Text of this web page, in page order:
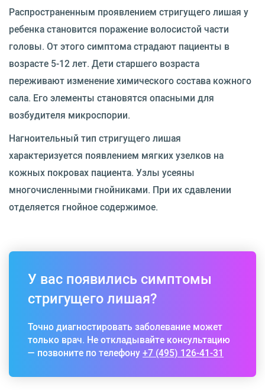
Распространенным проявлением стригущего лишая у
ребенка становится поражение волосистой части
головы. От этого симптома страдают пациенты в
возрасте 5-12 лет. Дети старшего возраста
переживают изменение химического состава кожного
сала. Его элементы становятся опасными для
возбудителя микроспории.
Нагноительный тип стригущего лишая
характеризуется появлением мягких узелков на
кожных покровах пациента. Узлы усеяны
многочисленными гнойниками. При их сдавлении
отделяется гнойное содержимое.
У вас появились симптомы
стригущего лишая?
Точно диагностировать заболевание может
только врач. Не откладывайте консультацию
— позвоните по телефону+7 (495) 126-41-31